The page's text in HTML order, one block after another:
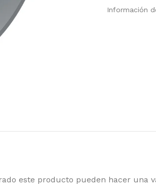
Información
este producto pueden hacer una